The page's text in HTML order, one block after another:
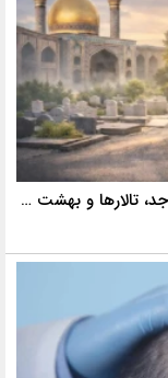
ارسال فوری تاج گل ترحیم به مراسم شما، مساجد، تالارها و بهشت زهرا با خدمات ویژه